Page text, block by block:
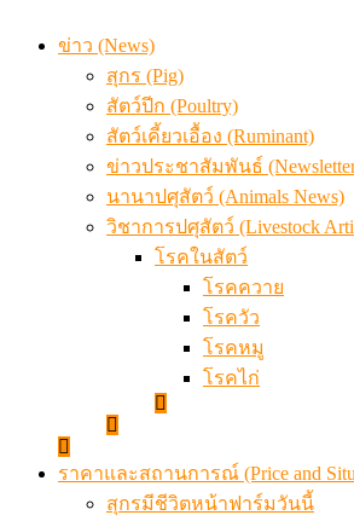
ข่าว (News)
สุกร (Pig)
สัตว์ปีก (Poultry)
สัตว์เคี้ยวเอื้อง (Ruminant)
ข่าวประชาสัมพันธ์
นานาปศุสัตว์ (Animals News)
วิชาการปศุสัตว์ (Livestock
โรคในสัตว์
โรคควาย
โรควัว
โรคหมู
โรคไก่
ราคาและสถานการณ์ (Price and
สุกรมีชีวิตหน้าฟาร์มวันนี้